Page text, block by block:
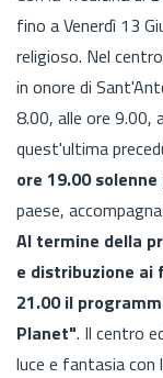
fino a Venerdì 13
religioso. Nel
in onore di
8.00, alle ore 9.00,
quest'ultima
ore 19.00
paese,
Al termine della
e distribuzione ai
21.00 il
Planet". Il centro
luce e fantasia con